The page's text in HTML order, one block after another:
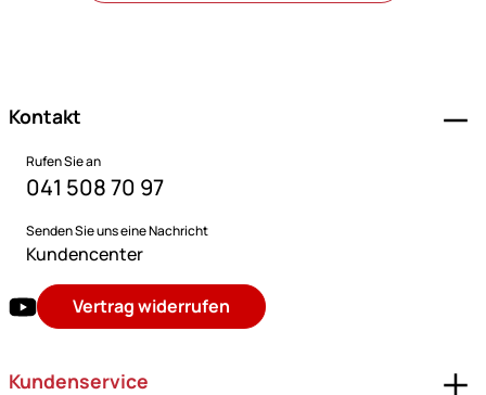
Kontakt
Rufen Sie an
041 508 70 97
Senden Sie uns eine Nachricht
Kundencenter
Vertrag widerrufen
Kundenservice